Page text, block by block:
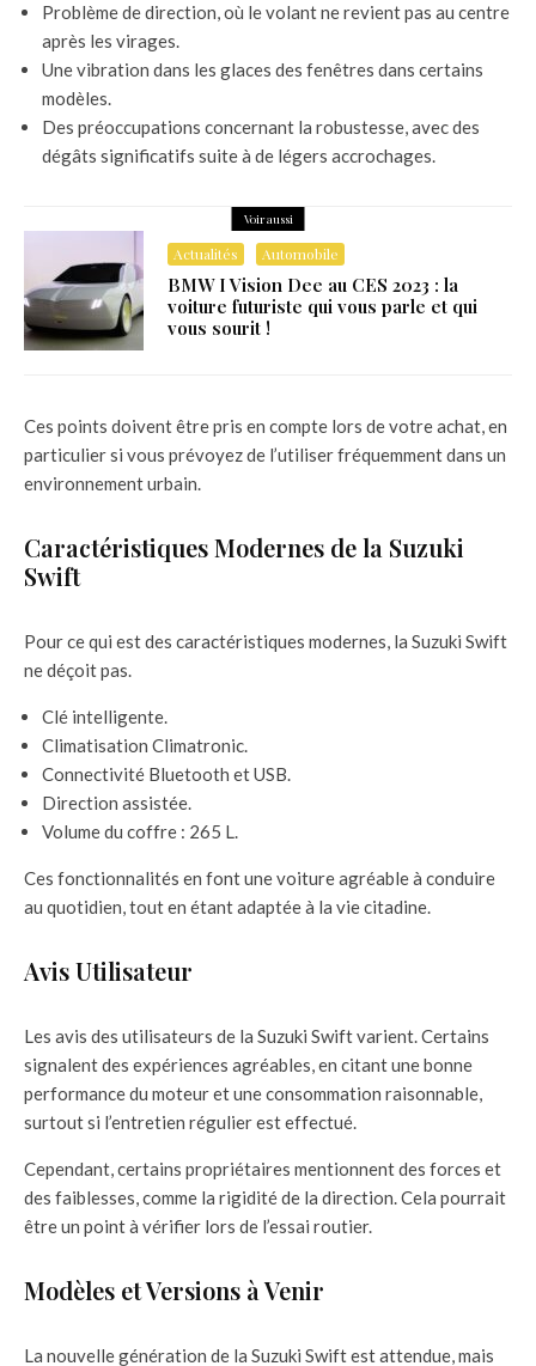
Problème de direction, où le volant ne revient pas au centre
après les virages.
Une vibration dans les glaces des fenêtres dans certains
modèles.
Des préoccupations concernant la robustesse, avec des
dégâts significatifs suite à de légers accrochages.
Voir aussi
Actualités Automobile
BMW I Vision Dee au CES 2023 : la
voiture futuriste qui vous parle et qui
vous sourit !
Ces points doivent être pris en compte lors de votre achat, en
particulier si vous prévoyez de l’utiliser fréquemment dans un
environnement urbain.
Caractéristiques Modernes de la Suzuki
Swift
Pour ce qui est des caractéristiques modernes, la Suzuki Swift
ne déçoit pas.
Clé intelligente.
Climatisation Climatronic.
Connectivité Bluetooth et USB.
Direction assistée.
Volume du coffre : 265 L.
Ces fonctionnalités en font une voiture agréable à conduire
au quotidien, tout en étant adaptée à la vie citadine.
Avis Utilisateur
Les avis des utilisateurs de la Suzuki Swift varient. Certains
signalent des expériences agréables, en citant une bonne
performance du moteur et une consommation raisonnable,
surtout si l’entretien régulier est effectué.
Cependant, certains propriétaires mentionnent des forces et
des faiblesses, comme la rigidité de la direction. Cela pourrait
être un point à vérifier lors de l’essai routier.
Modèles et Versions à Venir
La nouvelle génération de la Suzuki Swift est attendue, mais